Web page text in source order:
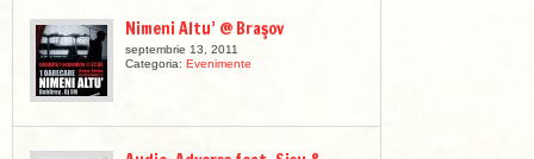
Nimeni Altu’ @ Braşov
septembrie 13, 2011
Categoria: Evenimente